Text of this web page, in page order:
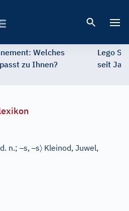
Welches
zu Ihnen?
Lego
seit
n.;–s,–s〉 Kleinod, Juwel,